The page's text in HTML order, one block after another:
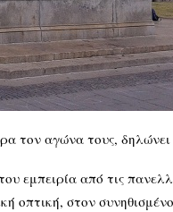
τον αγώνα τους,
εμπειρία από τις
οπτική, στον